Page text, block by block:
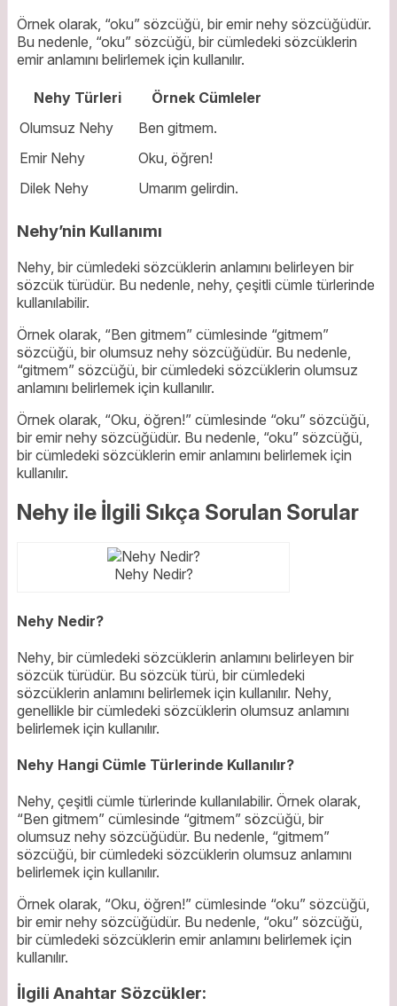
Örnek olarak, “oku” sözcüğü, bir emir nehy sözcüğüdür.
Bu nedenle, “oku” sözcüğü, bir cümledeki sözcüklerin
emir anlamını belirlemek için kullanılır.
Nehy Türleri
Örnek Cümleler
Olumsuz Nehy
Ben gitmem.
Emir Nehy
Oku, öğren!
Dilek Nehy
Umarım gelirdin.
Nehy’nin Kullanımı
Nehy, bir cümledeki sözcüklerin anlamını belirleyen bir
sözcük türüdür. Bu nedenle, nehy, çeşitli cümle türlerinde
kullanılabilir.
Örnek olarak, “Ben gitmem” cümlesinde “gitmem”
sözcüğü, bir olumsuz nehy sözcüğüdür. Bu nedenle,
“gitmem” sözcüğü, bir cümledeki sözcüklerin olumsuz
anlamını belirlemek için kullanılır.
Örnek olarak, “Oku, öğren!” cümlesinde “oku” sözcüğü,
bir emir nehy sözcüğüdür. Bu nedenle, “oku” sözcüğü,
bir cümledeki sözcüklerin emir anlamını belirlemek için
kullanılır.
Nehy ile İlgili Sıkça Sorulan Sorular
Nehy Nedir?
Nehy Nedir?
Nehy, bir cümledeki sözcüklerin anlamını belirleyen bir
sözcük türüdür. Bu sözcük türü, bir cümledeki
sözcüklerin anlamını belirlemek için kullanılır. Nehy,
genellikle bir cümledeki sözcüklerin olumsuz anlamını
belirlemek için kullanılır.
Nehy Hangi Cümle Türlerinde Kullanılır?
Nehy, çeşitli cümle türlerinde kullanılabilir. Örnek olarak,
“Ben gitmem” cümlesinde “gitmem” sözcüğü, bir
olumsuz nehy sözcüğüdür. Bu nedenle, “gitmem”
sözcüğü, bir cümledeki sözcüklerin olumsuz anlamını
belirlemek için kullanılır.
Örnek olarak, “Oku, öğren!” cümlesinde “oku” sözcüğü,
bir emir nehy sözcüğüdür. Bu nedenle, “oku” sözcüğü,
bir cümledeki sözcüklerin emir anlamını belirlemek için
kullanılır.
İlgili Anahtar Sözcükler: